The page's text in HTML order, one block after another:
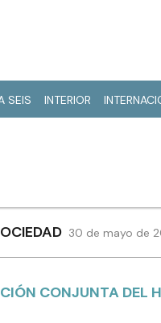
SEIS INTERIOR
30 de mayo de
CONJUNTA DEL